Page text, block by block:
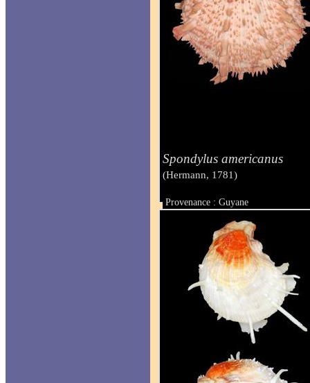
Spondylus americanus
(Hermann, 1781)
Provenance : Guyane
Taille : 270 mm